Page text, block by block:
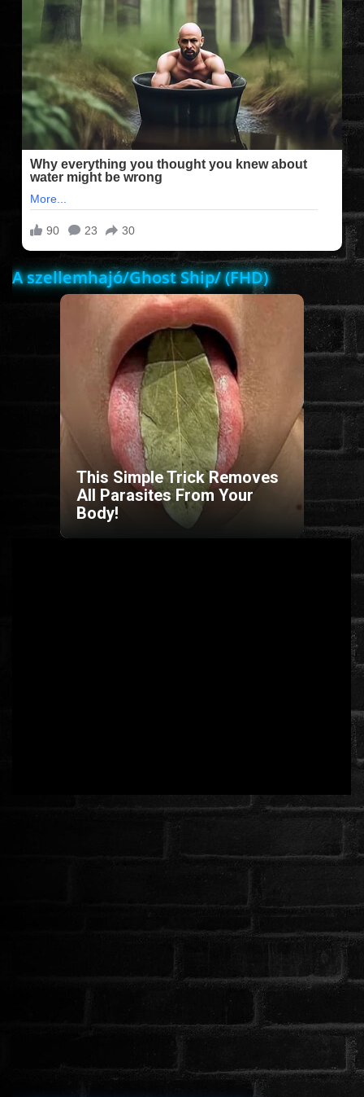
FILMEK (2025-ÖS)
FILMEK (2024-ES)
FILMEK (2023-AS)
FILMEK (2022-ES)
FELIRATOS FILMEK
AKCIÓ
DOKUMENTUMFILMEK
A szellemhajó/Ghost Ship/ (FHD)
This Simple Trick Removes
All Parasites From Your
Body!